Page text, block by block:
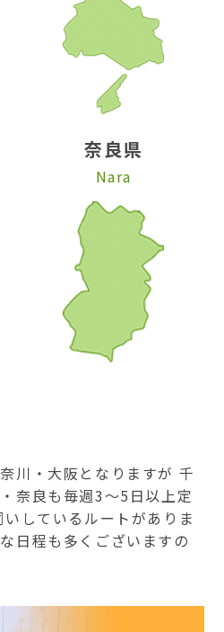
奈良県
Nara
川・大阪となりますが 千
奈良も毎週3～5日以上定
しているルートがありま
日程も多くございますの